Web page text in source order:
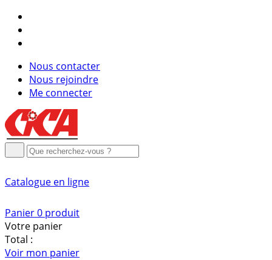
Nous contacter
Nous rejoindre
Me connecter
Catalogue en ligne
Panier0 produit
Votre panier
Total :
Voir mon panier